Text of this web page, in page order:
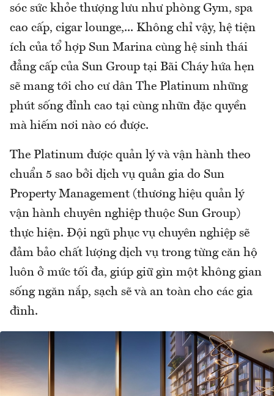
sóc sức khỏe thượng lưu như phòng Gym, spa
cao cấp, cigar lounge,... Không chỉ vậy, hệ tiện
ích của tổ hợp Sun Marina cùng hệ sinh thái
đẳng cấp của Sun Group tại Bãi Cháy hứa hẹn
sẽ mang tới cho cư dân The Platinum những
phút sống đỉnh cao tại cùng nhữn đặc quyền
mà hiếm nơi nào có được.
The Platinum được quản lý và vận hành theo
chuẩn 5 sao bởi dịch vụ quản gia do Sun
Property Management (thương hiệu quản lý
vận hành chuyên nghiệp thuộc Sun Group)
thực hiện. Đội ngũ phục vụ chuyên nghiệp sẽ
đảm bảo chất lượng dịch vụ trong từng căn hộ
luôn ở mức tối đa, giúp giữ gìn một không gian
sống ngăn nắp, sạch sẽ và an toàn cho các gia
đình.